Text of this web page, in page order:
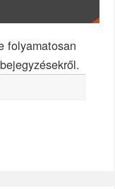
folyamatosan